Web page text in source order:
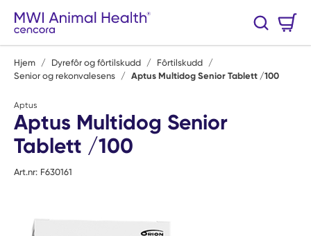
Hopp til hovedinnhold
Søk
Hjem / Dyrefôr og fôrtilskudd / Fôrtilskudd /
Senior og rekonvalesens / Aptus Multidog Senior Tablett /100
Aptus
Aptus Multidog Senior
Tablett /100
Art.nr: F630161